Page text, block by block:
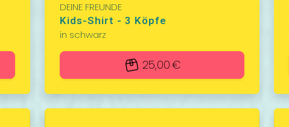
DEINE FREUNDE
Kids-Shirt - 3 Köpfe
in schwarz
25,00 €